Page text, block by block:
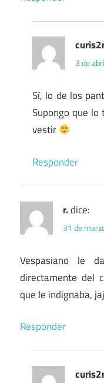
3 de
Sí, lo de los
Supongo que
vestir
Responder
r.dice:
31 de
Vespasiano le
directamente del
que le indignaba,
Responder